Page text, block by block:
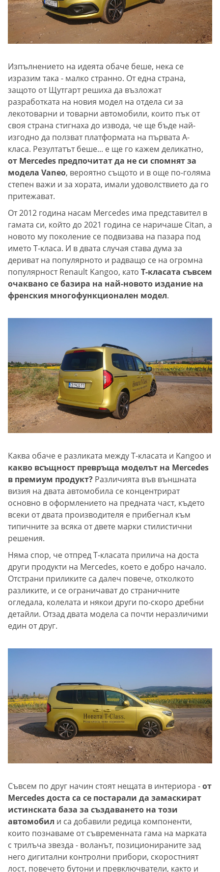
Изпълнението на идеята обаче беше, нека се
изразим така - малко странно. От една страна,
защото от Щутгарт решиха да възложат
разработката на новия модел на отдела си за
лекотоварни и товарни автомобили, които пък от
своя страна стигнаха до извода, че ще бъде най-
изгодно да ползват платформата на първата А-
класа. Резултатът беше... е ще го кажем деликатно,
от Mercedes предпочитат да не си спомнят за
модела Vaneo, вероятно същото и в още по-голяма
степен важи и за хората, имали удоволствието да го
притежават.
От 2012 година насам Mercedes има представител в
гамата си, който до 2021 година се наричаше Citan, а
новото му поколение се подвизава на пазара под
името T-класа. И в двата случая става дума за
дериват на популярното и радващо се на огромна
популярност Renault Kangoo, като Т-класата съвсем
очаквано се базира на най-новото издание на
френския многофункционален модел.
Каква обаче е разликата между Т-класата и Kangoo и
какво всъщност превръща моделът на Mercedes
в премиум продукт? Различията във външната
визия на двата автомобила се концентрират
основно в оформлението на предната част, където
всеки от двата производителя е прибегнал към
типичните за всяка от двете марки стилистични
решения.
Няма спор, че отпред Т-класата прилича на доста
други продукти на Mercedes, което е добро начало.
Отстрани приликите са далеч повече, отколкото
разликите, и се ограничават до страничните
огледала, колелата и някои други по-скоро дребни
детайли. Отзад двата модела са почти неразличими
един от друг.
Съвсем по друг начин стоят нещата в интериора -от
Mercedes доста са се постарали да замаскират
истинската база за създаването на този
автомобил и са добавили редица компоненти,
които познаваме от съвременната гама на марката
с трилъча звезда - воланът, позиционираните зад
него дигитални контролни прибори, скоростният
лост, повечето бутони и превключватели, както и